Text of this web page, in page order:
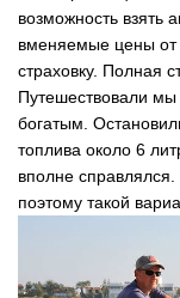
возможность взять
вменяемые цены от
страховку. Полная
Путешествовали
богатым.
топлива около 6
вполне
поэтому такой